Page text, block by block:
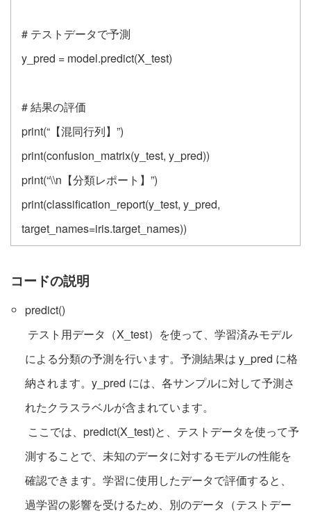
# テストデータで予測
y_pred = model.predict(X_test)
# 結果の評価
print(“【混同行列】”)
print(confusion_matrix(y_test, y_pred))
print(“\\n【分類レポート】”)
print(classification_report(y_test, y_pred,
target_names=iris.target_names))
コードの説明
predict()
テスト用データ（X_test）を使って、学習済みモデル
による分類の予測を行います。予測結果は y_pred に格
納されます。y_pred には、各サンプルに対して予測さ
れたクラスラベルが含まれています。
ここでは、predict(X_test)と、テストデータを使って予
測することで、未知のデータに対するモデルの性能を
確認できます。学習に使用したデータで評価すると、
過学習の影響を受けるため、別のデータ（テストデー